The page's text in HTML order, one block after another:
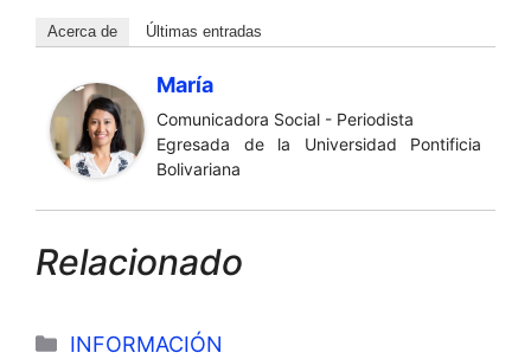
Acerca de Últimas entradas
María
Comunicadora Social - Periodista
Egresada de la Universidad Pontificia
Bolivariana
Relacionado
Categorías
INFORMACIÓN